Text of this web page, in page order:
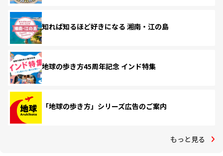
知れば知るほど好きになる 湘南・江の島
地球の歩き方45周年記念 インド特集
「地球の歩き方」シリーズ広告のご案内
もっと見る